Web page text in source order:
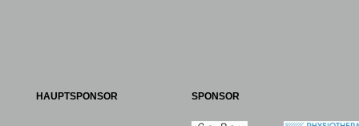
HAUPTSPONSOR SPONSOR